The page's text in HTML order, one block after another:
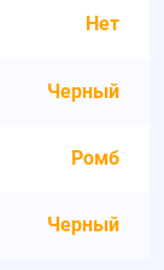
Нет
Черный
Ромб
Черный